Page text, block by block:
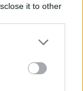
it to other